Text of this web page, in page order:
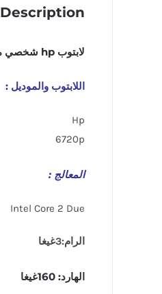
Description
لابتوب hp شخصي منفصل أنيق بأرخص سعر🔻
اللابتوب والموديل :
Hp
6720p
المعالج :
Intel Core 2 Due
الرام:3غيغا
الهارد: 160غيغا